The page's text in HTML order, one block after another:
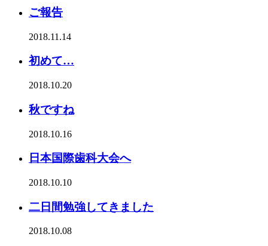
ご報告
2018.11.14
初めて…
2018.10.20
秋ですね
2018.10.16
日本国際歯科大会へ
2018.10.10
二日間勉強してきました
2018.10.08